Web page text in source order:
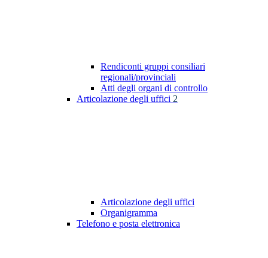
Rendiconti gruppi consiliari
regionali/provinciali
Atti degli organi di controllo
Articolazione degli uffici 2
Articolazione degli uffici
Organigramma
Telefono e posta elettronica